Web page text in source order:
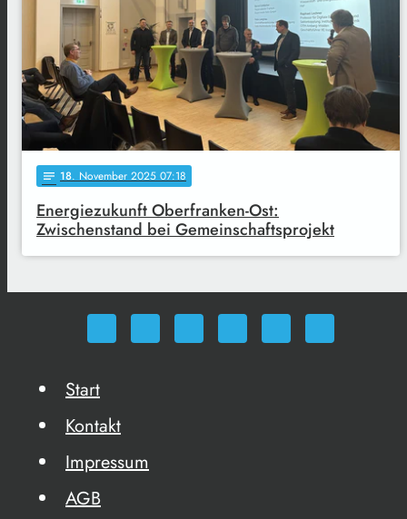
notes 18. November 2025 07:18
Energiezukunft Oberfranken-Ost:
Zwischenstand bei Gemeinschaftsprojekt
Start
Kontakt
Impressum
AGB